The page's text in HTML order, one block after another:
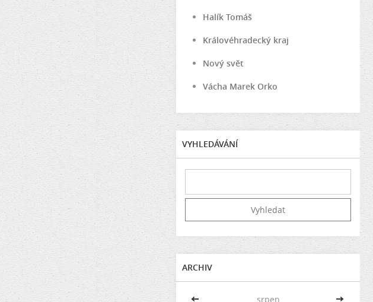
Halík Tomáš
Královéhradecký kraj
Nový svět
Vácha Marek Orko
VYHLEDÁVÁNÍ
ARCHIV
<< srpen >>